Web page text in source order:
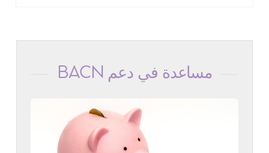
مساعدة في دعم BACN